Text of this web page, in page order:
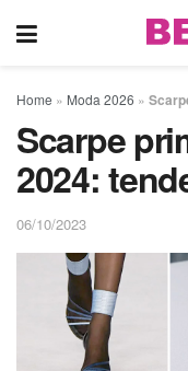
Home » Moda 2026 »
Scarpe
2024:
06/10/2023